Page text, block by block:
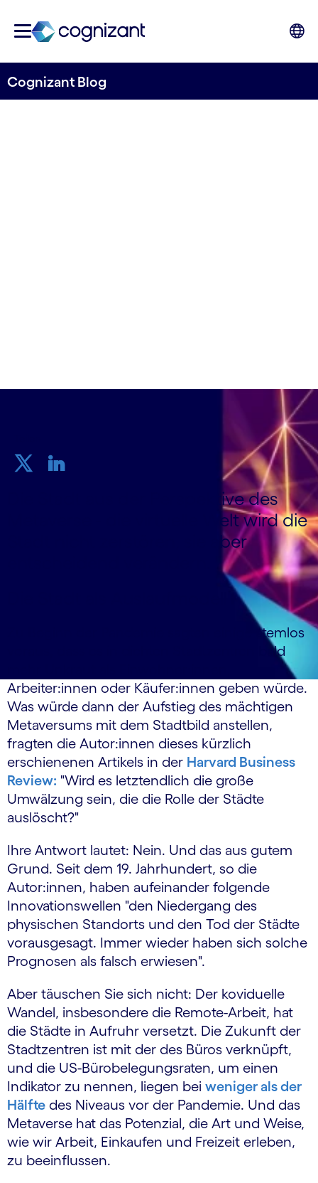
Cognizant Blog
Die Stadt aus der Perspektive des
Metaverse - die virtuelle Welt wird die
Stadt nicht zerstören, sie aber
Zu Beginn der Pandemie sagten einige atemlos
voraus, dass es in dichten Stadtzentren bald
Arbeiter:innen oder Käufer:innen geben würde.
Was würde dann der Aufstieg des mächtigen
Metaversums mit dem Stadtbild anstellen,
fragten die Autor:innen dieses kürzlich
erschienenen Artikels in der Harvard Business
Review: "Wird es letztendlich die große
Umwälzung sein, die die Rolle der Städte
auslöscht?"
Ihre Antwort lautet: Nein. Und das aus gutem
Grund. Seit dem 19. Jahrhundert, so die
Autor:innen, haben aufeinander folgende
Innovationswellen "den Niedergang des
physischen Standorts und den Tod der Städte
vorausgesagt. Immer wieder haben sich solche
Prognosen als falsch erwiesen".
Aber täuschen Sie sich nicht: Der koviduelle
Wandel, insbesondere die Remote-Arbeit, hat
die Städte in Aufruhr versetzt. Die Zukunft der
Stadtzentren ist mit der des Büros verknüpft,
und die US-Bürobelegungsraten, um einen
Indikator zu nennen, liegen bei weniger als der
Hälfte des Niveaus vor der Pandemie. Und das
Metaverse hat das Potenzial, die Art und Weise,
wie wir Arbeit, Einkaufen und Freizeit erleben,
zu beeinflussen.